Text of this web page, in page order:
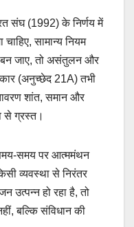
संघ (1992) के निर्णय में
सामान्य नियम
बन जाए, तो असंतुलन और
(अनुच्छेद 21A) तभी
शांत, समान और
से ग्रस्त।
समय पर आत्ममंथन
व्यवस्था से निरंतर
उत्पन्न हो रहा है, तो
बल्कि संविधान की